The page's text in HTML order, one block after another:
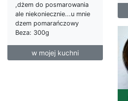
,dżem do posmarowania
ale niekoniecznie...u mnie
dzem pomarańczowy
Beza: 300g
w mojej kuchni